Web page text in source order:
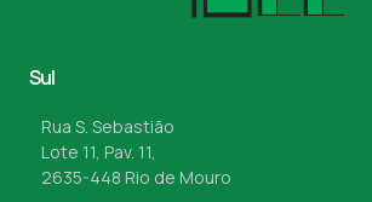
Sul
Rua S. Sebastião
Lote 11, Pav. 11,
2635-448 Rio de Mouro